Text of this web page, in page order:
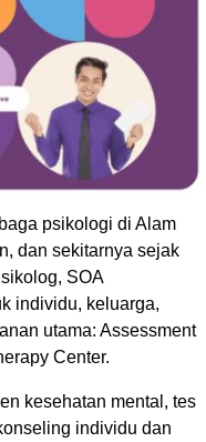
psikologi di Alam
dan sekitarnya sejak
SOA
individu, keluarga,
utama: Assessment
Center.
kesehatan mental, tes
individu dan